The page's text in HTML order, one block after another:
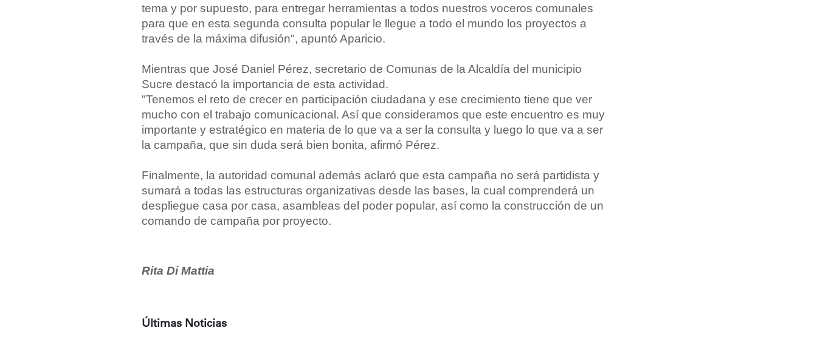
tema y por supuesto, para entregar herramientas a todos nuestros voceros comunales
para que en esta segunda consulta popular le llegue a todo el mundo los proyectos a
través de la máxima difusión", apuntó Aparicio.
Mientras que José Daniel Pérez, secretario de Comunas de la Alcaldía del municipio
Sucre destacó la importancia de esta actividad.
"Tenemos el reto de crecer en participación ciudadana y ese crecimiento tiene que ver
mucho con el trabajo comunicacional. Así que consideramos que este encuentro es muy
importante y estratégico en materia de lo que va a ser la consulta y luego lo que va a ser
la campaña, que sin duda será bien bonita, afirmó Pérez.
Finalmente, la autoridad comunal además aclaró que esta campaña no será partidista y
sumará a todas las estructuras organizativas desde las bases, la cual comprenderá un
despliegue casa por casa, asambleas del poder popular, así como la construcción de un
comando de campaña por proyecto.
Rita Di Mattia
Últimas Noticias